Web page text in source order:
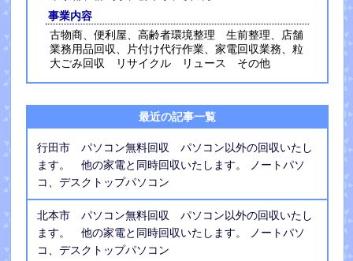
事業内容
古物商、便利屋、高齢者環境整理 生前整理、店舗
業務用品回収、片付け代行作業、家電回収業務、粒
大ごみ回収 リサイクル リュース その他
最近の記事一覧
行田市 パソコン無料回収 パソコン以外の回収いたし
ます。 他の家電と同時回収いたします。 ノートパソ
コ、デスクトップパソコン
北本市 パソコン無料回収 パソコン以外の回収いたし
ます。 他の家電と同時回収いたします。 ノートパソ
コ、デスクトップパソコン